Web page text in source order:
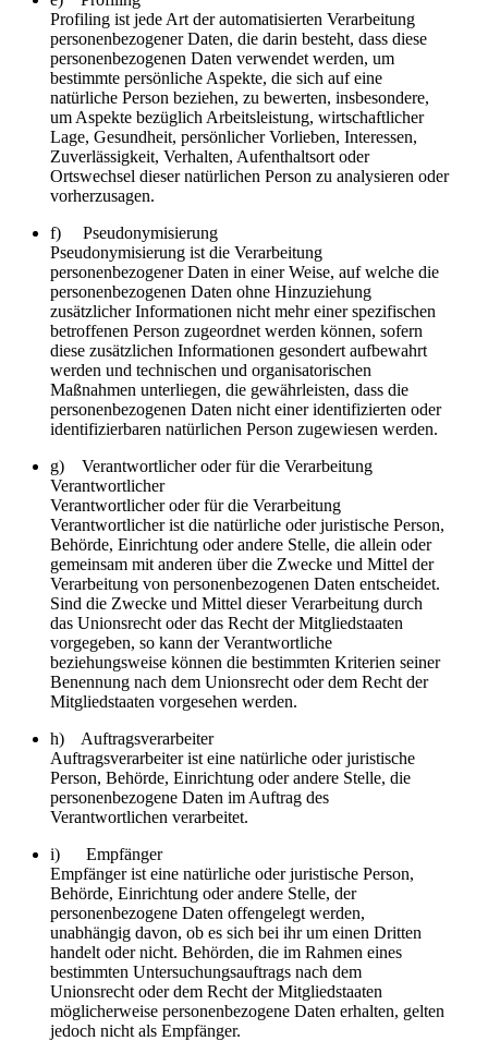
Profiling ist jede Art der automatisierten Verarbeitung
personenbezogener Daten, die darin besteht, dass diese
personenbezogenen Daten verwendet werden, um
bestimmte persönliche Aspekte, die sich auf eine
natürliche Person beziehen, zu bewerten, insbesondere,
um Aspekte bezüglich Arbeitsleistung, wirtschaftlicher
Lage, Gesundheit, persönlicher Vorlieben, Interessen,
Zuverlässigkeit, Verhalten, Aufenthaltsort oder
Ortswechsel dieser natürlichen Person zu analysieren oder
vorherzusagen.
f) Pseudonymisierung
Pseudonymisierung ist die Verarbeitung
personenbezogener Daten in einer Weise, auf welche die
personenbezogenen Daten ohne Hinzuziehung
zusätzlicher Informationen nicht mehr einer spezifischen
betroffenen Person zugeordnet werden können, sofern
diese zusätzlichen Informationen gesondert aufbewahrt
werden und technischen und organisatorischen
Maßnahmen unterliegen, die gewährleisten, dass die
personenbezogenen Daten nicht einer identifizierten oder
identifizierbaren natürlichen Person zugewiesen werden.
g) Verantwortlicher oder für die Verarbeitung
Verantwortlicher
Verantwortlicher oder für die Verarbeitung
Verantwortlicher ist die natürliche oder juristische Person,
Behörde, Einrichtung oder andere Stelle, die allein oder
gemeinsam mit anderen über die Zwecke und Mittel der
Verarbeitung von personenbezogenen Daten entscheidet.
Sind die Zwecke und Mittel dieser Verarbeitung durch
das Unionsrecht oder das Recht der Mitgliedstaaten
vorgegeben, so kann der Verantwortliche
beziehungsweise können die bestimmten Kriterien seiner
Benennung nach dem Unionsrecht oder dem Recht der
Mitgliedstaaten vorgesehen werden.
h) Auftragsverarbeiter
Auftragsverarbeiter ist eine natürliche oder juristische
Person, Behörde, Einrichtung oder andere Stelle, die
personenbezogene Daten im Auftrag des
Verantwortlichen verarbeitet.
i) Empfänger
Empfänger ist eine natürliche oder juristische Person,
Behörde, Einrichtung oder andere Stelle, der
personenbezogene Daten offengelegt werden,
unabhängig davon, ob es sich bei ihr um einen Dritten
handelt oder nicht. Behörden, die im Rahmen eines
bestimmten Untersuchungsauftrags nach dem
Unionsrecht oder dem Recht der Mitgliedstaaten
möglicherweise personenbezogene Daten erhalten, gelten
jedoch nicht als Empfänger.